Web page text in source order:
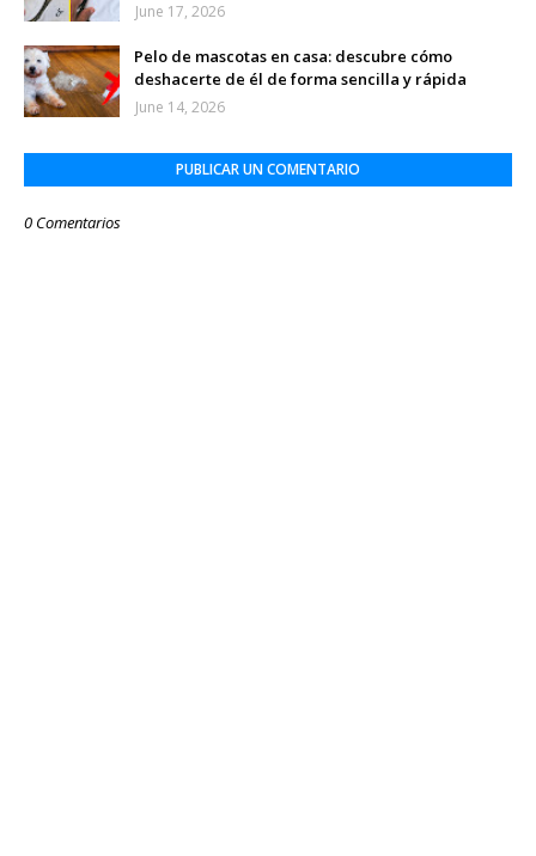
June 17, 2026
Pelo de mascotas en casa: descubre cómo
deshacerte de él de forma sencilla y rápida
June 14, 2026
PUBLICAR UN COMENTARIO
0 Comentarios